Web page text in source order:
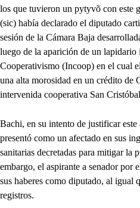
los que tuvieron un pytyvõ con este
(sic) había declarado el diputado
sesión de la Cámara Baja
luego de la aparición de un
Cooperativismo (Incoop) en el cual
una alta morosidad en un crédito de
intervenida cooperativa San
Bachi, en su intento de justificar este
presentó como un afectado en sus
sanitarias decretadas para mitigar la
embargo, el aspirante a senador por
sus haberes como diputado, al igual
registros.